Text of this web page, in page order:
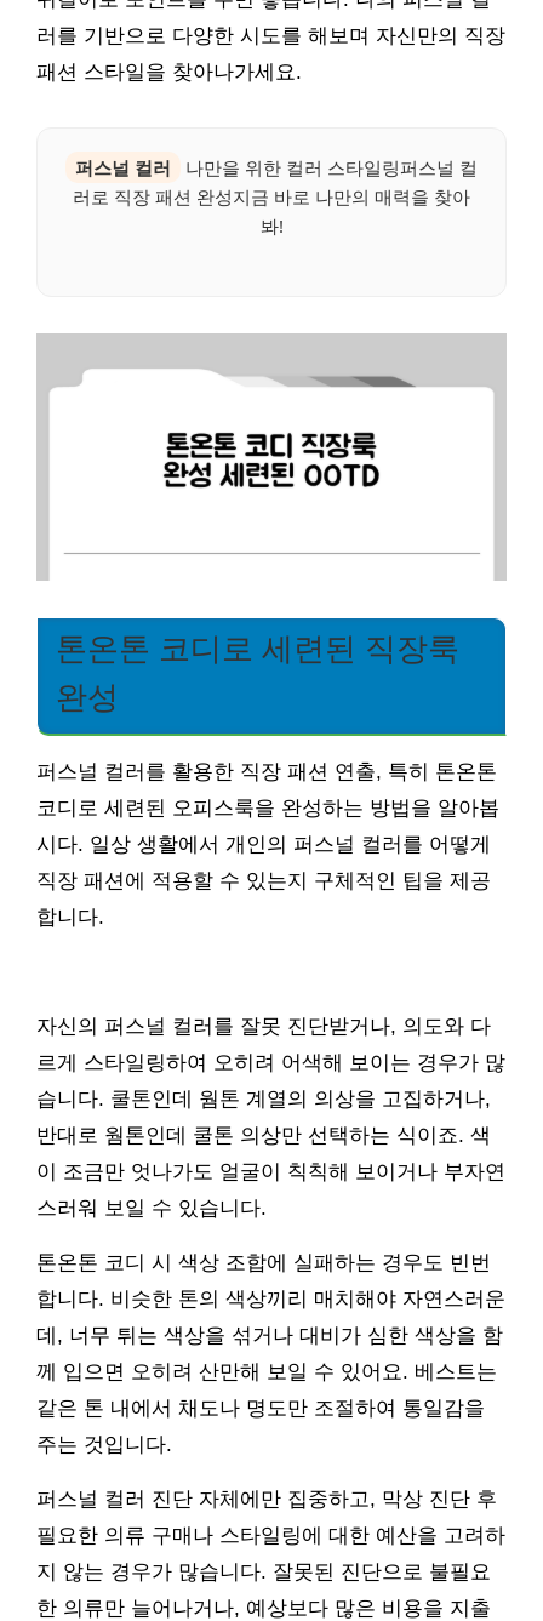
러를 기반으로 다양한 시도를 해보며 자신만의 직장
패션 스타일을 찾아나가세요.
퍼스널 컬러
나만을 위한 컬러 스타일링퍼스널 컬
러로 직장 패션 완성지금 바로 나만의 매력을 찾아
봐!
톤온톤 코디로 세련된 직장룩
완성
퍼스널 컬러를 활용한 직장 패션 연출, 특히 톤온톤
코디로 세련된 오피스룩을 완성하는 방법을 알아봅
시다. 일상 생활에서 개인의 퍼스널 컬러를 어떻게
직장 패션에 적용할 수 있는지 구체적인 팁을 제공
합니다.
자신의 퍼스널 컬러를 잘못 진단받거나, 의도와 다
르게 스타일링하여 오히려 어색해 보이는 경우가 많
습니다. 쿨톤인데 웜톤 계열의 의상을 고집하거나,
반대로 웜톤인데 쿨톤 의상만 선택하는 식이죠. 색
이 조금만 엇나가도 얼굴이 칙칙해 보이거나 부자연
스러워 보일 수 있습니다.
톤온톤 코디 시 색상 조합에 실패하는 경우도 빈번
합니다. 비슷한 톤의 색상끼리 매치해야 자연스러운
데, 너무 튀는 색상을 섞거나 대비가 심한 색상을 함
께 입으면 오히려 산만해 보일 수 있어요. 베스트는
같은 톤 내에서 채도나 명도만 조절하여 통일감을
주는 것입니다.
퍼스널 컬러 진단 자체에만 집중하고, 막상 진단 후
필요한 의류 구매나 스타일링에 대한 예산을 고려하
지 않는 경우가 많습니다. 잘못된 진단으로 불필요
한 의류만 늘어나거나, 예상보다 많은 비용을 지출